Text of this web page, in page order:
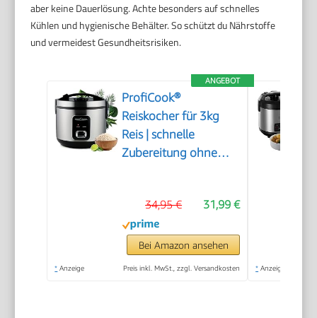
aber keine Dauerlösung. Achte besonders auf schnelles
Kühlen und hygienische Behälter. So schützt du Nährstoffe
und vermeidest Gesundheitsrisiken.
ANGEBOT
ProfiCook®
Reiskocher für 3kg
Reis | schnelle
Zubereitung ohne
inkl. Messbecher &
Reislöffel | Rice
Cooker mit Antihaft |
Reiskocher mit
31,99 €
34,95 €
Bei Amazon ansehen
* Anzeige Preis inkl. MwSt., zzgl. Versandkosten * Anzeige